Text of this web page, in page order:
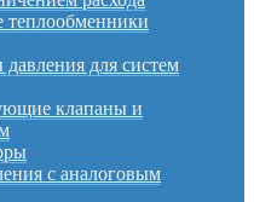
теплообменники
для систем
клапаны и
с аналоговым